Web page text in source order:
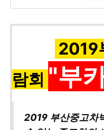
2019
람회 "부
2019 부산중고차